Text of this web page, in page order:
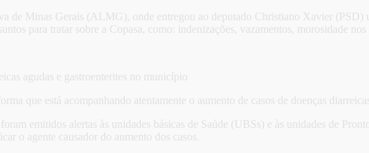
de Minas Gerais (ALMG), onde entregou ao deputado Christiano Xavier
para tratar sobre a Copasa, como: indenizações, vazamentos, morosidade
agudas e gastroenterites no município
que está acompanhando atentamente o aumento de casos de doenças
emitidos alertas às unidades básicas de Saúde (UBSs) e às unidades de
o agente causador do aumento dos casos.